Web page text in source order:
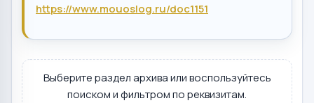
https://www.mouoslog.ru/doc1151
Выберите раздел архива или воспользуйтесь
поиском и фильтром по реквизитам.